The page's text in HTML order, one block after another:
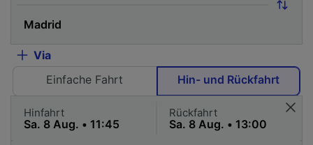
Via
Einfache Fahrt
Hin- und Rückfahrt
Hinfahrt Rückfahrt